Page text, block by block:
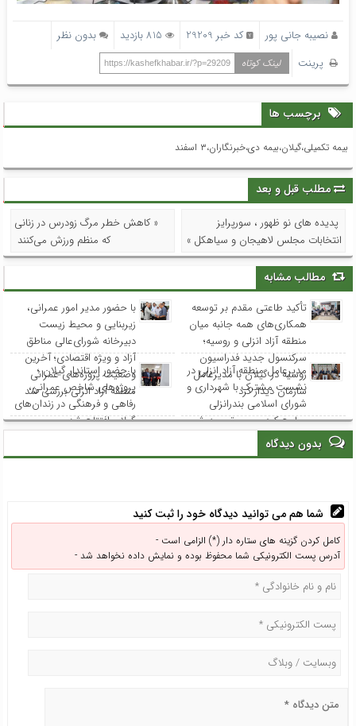
نصیبه جانی پور کد خبر 29209 815 بازدید
بدون نظر
پرینت
لینک کوتاه https://kashefkhabar.ir/?p=29209
برچسب ها
بیمه تکمیلی،گیلان،بیمه دی،خبرنگاران،۳ اسفند
مطلب قبل و بعد
پدیده های نو ظهور ، سورپرایز
انتخابات مجلس لاهیجان و سیاهکل »
« کاهش خطر مرگ زودرس در زنانی
که منظم ورزش می‌کنند
مطالب مشابه
تأکید طاعتی مقدم بر توسعه
همکاری‌های همه جانبه میان
منطقه آزاد انزلی و روسیه؛
سرکنسول جدید فدراسیون
روسیه در گیلان با مدیرعامل
سازمان دیدار کرد
با حضور مدیر امور عمرانی،
زیربنایی و محیط زیست
دبیرخانه شورای‌عالی مناطق
آزاد و ویژه اقتصادی؛ آخرین
وضعیت پروژه‌های عمرانی
منطقه آزاد انزلی بررسی شد
مدیرعامل منطقه آزاد انزلی در
نشست مشترک با شهرداری و
شورای اسلامی بندرانزلی
مطرح کرد: مسیر توسعه شهر
انزلی از هم‌افزایی و مشارکت
همه نهادها می‌گذرد
با حضور استاندار گیلان ؛
پروژه‌های شاخص عمرانی،
رفاهی و فرهنگی در زندان‌های
گیلان افتتاح شد
بدون دیدگاه
شما هم می توانید دیدگاه خود را ثبت کنید
کامل کردن گزینه های ستاره دار (*) الزامی است -
آدرس پست الکترونیکی شما محفوظ بوده و نمایش داده نخواهد شد -